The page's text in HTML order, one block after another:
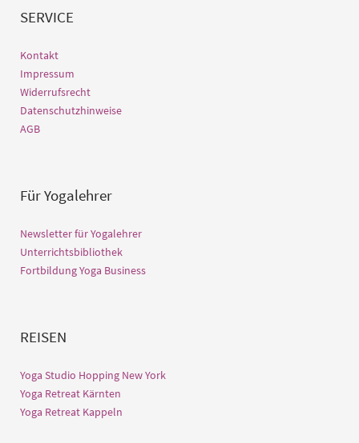
SERVICE
Kontakt
Impressum
Widerrufsrecht
Datenschutzhinweise
AGB
Für Yogalehrer
Newsletter für Yogalehrer
Unterrichtsbibliothek
Fortbildung Yoga Business
REISEN
Yoga Studio Hopping New York
Yoga Retreat Kärnten
Yoga Retreat Kappeln